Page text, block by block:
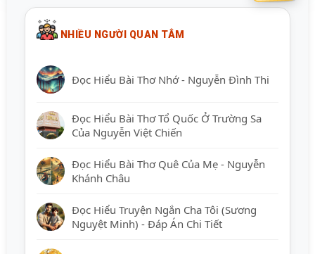
NHIỀU NGƯỜI QUAN TÂM
Đọc Hiểu Bài Thơ Nhớ - Nguyễn Đình Thi
Đọc Hiểu Bài Thơ Tổ Quốc Ở Trường Sa
Của Nguyễn Việt Chiến
Đọc Hiểu Bài Thơ Quê Của Mẹ - Nguyễn
Khánh Châu
Đọc Hiểu Truyện Ngắn Cha Tôi (Sương
Nguyệt Minh) - Đáp Án Chi Tiết